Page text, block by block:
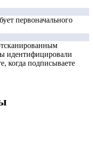
первоначального
идентифицировали
когда подписываете